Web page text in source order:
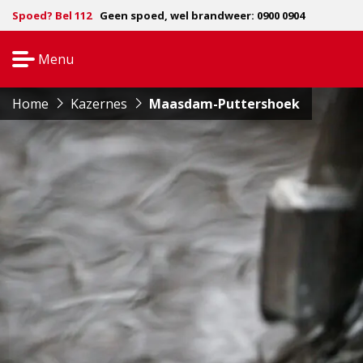
Spoed? Bel 112 Geen spoed, wel brandweer: 0900 0904
Menu
navigatie
Home Kazernes Maasdam-Puttershoek